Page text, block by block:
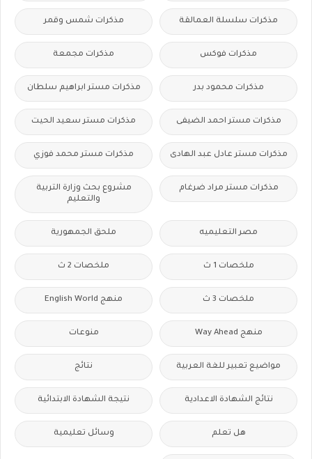
مذكرات سلسلة العمالقة مذكرات شمس وقمر
مذكرات فوكس مذكرات مجمعة
مذكرات محمود بدر مذكرات مستر ابراهيم سلطان
مذكرات مستر احمد الضيفى مذكرات مستر سعيد الحيت
مذكرات مستر عادل عبد الهادى مذكرات مستر محمد فوزي
مذكرات مستر مراد ضرغام
مشروع بحث وزارة التربية
والتعليم
مصر التعليميه ملحق الجمهورية
ملخصات 1 ث ملخصات 2 ث
ملخصات 3 ث منهج English World
منهج Way Ahead منوعات
مواضيع تعبير للغة العربية نتائج
نتائج الشهادة الاعدادية نتيجة الشهادة الابتدائية
هل تعلم وسائل تعليمية